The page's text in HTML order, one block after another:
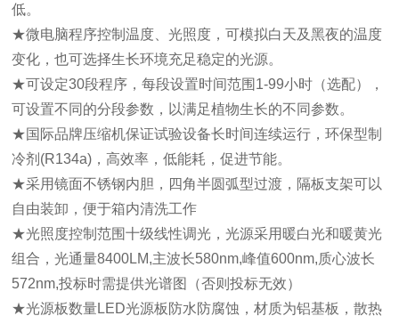
低。
★微电脑程序控制温度、光照度，可模拟白天及黑夜的温度
变化，也可选择生长环境充足稳定的光源。
★可设定30段程序，每段设置时间范围1-99小时（选配），
可设置不同的分段参数，以满足植物生长的不同参数。
★国际品牌压缩机保证试验设备长时间连续运行，环保型制
冷剂(R134a)，高效率，低能耗，促进节能。
★采用镜面不锈钢内胆，四角半圆弧型过渡，隔板支架可以
自由装卸，便于箱内清洗工作
★光照度控制范围十级线性调光，光源采用暖白光和暖黄光
组合，光通量8400LM,主波长580nm,峰值600nm,质心波长
572nm,投标时需提供光谱图（否则投标无效）
★光源板数量LED光源板防水防腐蚀，材质为铝基板，散热